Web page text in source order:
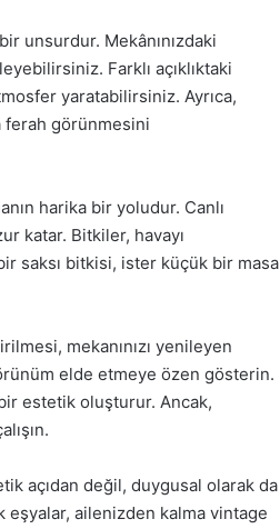
unsurdur. Mekânınızdaki
Farklı açıklıktaki
yaratabilirsiniz. Ayrıca,
ferah görünmesini
harika bir yoludur. Canlı
katar. Bitkiler, havayı
saksı bitkisi, ister küçük bir masa
mekanınızı yenileyen
elde etmeye özen gösterin.
estetik oluşturur. Ancak,
açıdan değil, duygusal olarak da
eşyalar, ailenizden kalma vintage